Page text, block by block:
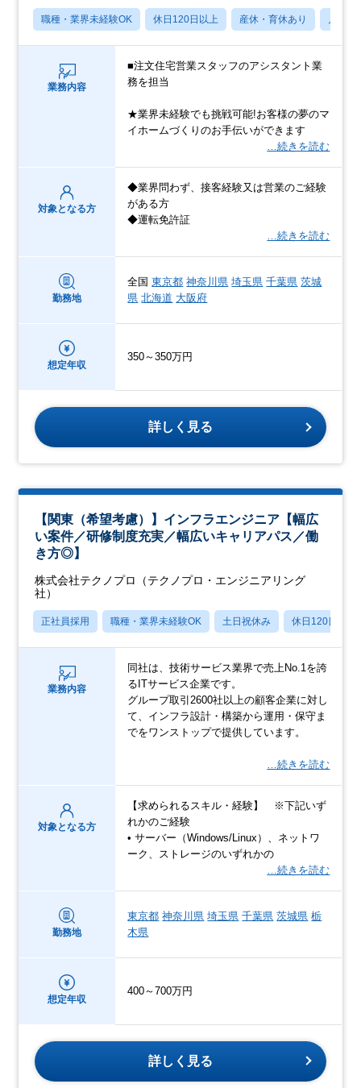
職種・業界未経験OK 休日120日以上 産休・育休あり 月残業
業務内容
■注文住宅営業スタッフのアシスタント業
務を担当
★業界未経験でも挑戦可能!お客様の夢のマ
イホームづくりのお手伝いができます
…続きを読む
対象となる方
◆業界問わず、接客経験又は営業のご経験
がある方
◆運転免許証
…続きを読む
勤務地
全国東京都 神奈川県 埼玉県 千葉県 茨城
県 北海道 大阪府
想定年収
350～350万円
詳しく見る
【関東（希望考慮）】インフラエンジニア【幅広
い案件／研修制度充実／幅広いキャリアパス／働
き方◎】
株式会社テクノプロ（テクノプロ・エンジニアリング
社）
正社員採用 職種・業界未経験OK 土日祝休み 休日120日以上
業務内容
同社は、技術サービス業界で売上No.1を誇
るITサービス企業です。
グループ取引2600社以上の顧客企業に対し
て、インフラ設計・構築から運用・保守ま
でをワンストップで提供しています。
…続きを読む
対象となる方
【求められるスキル・経験】 ※下記いず
れかのご経験
• サーバー（Windows/Linux）、ネットワ
ーク、ストレージのいずれかの
…続きを読む
勤務地
東京都 神奈川県 埼玉県 千葉県 茨城県 栃
木県
想定年収
400～700万円
詳しく見る